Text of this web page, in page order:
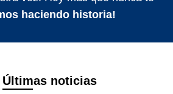
haciendo historia!
Últimas noticias